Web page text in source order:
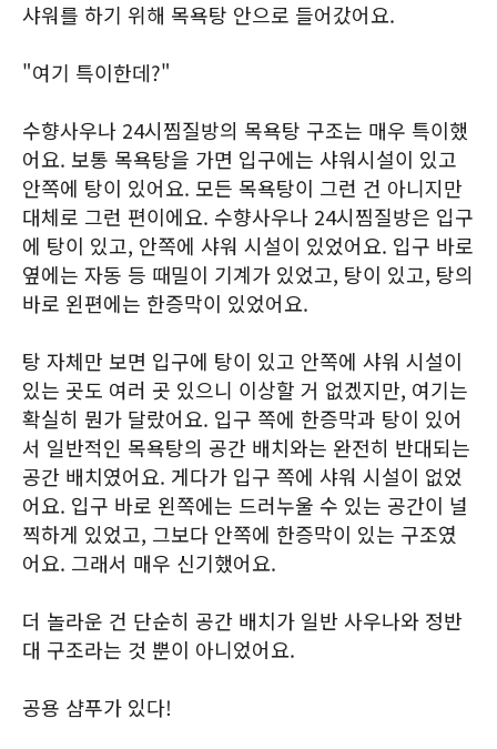
샤워를 하기 위해 목욕탕 안으로 들어갔어요.
"여기 특이한데?"
수향사우나 24시찜질방의 목욕탕 구조는 매우 특이했
어요. 보통 목욕탕을 가면 입구에는 샤워시설이 있고
안쪽에 탕이 있어요. 모든 목욕탕이 그런 건 아니지만
대체로 그런 편이에요. 수향사우나 24시찜질방은 입구
에 탕이 있고, 안쪽에 샤워 시설이 있었어요. 입구 바로
옆에는 자동 등 때밀이 기계가 있었고, 탕이 있고, 탕의
바로 왼편에는 한증막이 있었어요.
탕 자체만 보면 입구에 탕이 있고 안쪽에 샤워 시설이
있는 곳도 여러 곳 있으니 이상할 거 없겠지만, 여기는
확실히 뭔가 달랐어요. 입구 쪽에 한증막과 탕이 있어
서 일반적인 목욕탕의 공간 배치와는 완전히 반대되는
공간 배치였어요. 게다가 입구 쪽에 샤워 시설이 없었
어요. 입구 바로 왼쪽에는 드러누울 수 있는 공간이 널
찍하게 있었고, 그보다 안쪽에 한증막이 있는 구조였
어요. 그래서 매우 신기했어요.
더 놀라운 건 단순히 공간 배치가 일반 사우나와 정반
대 구조라는 것 뿐이 아니었어요.
공용 샴푸가 있다!